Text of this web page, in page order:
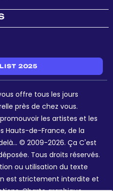
2025
offre tous les jours
près de chez vous.
les artistes et les
Hauts-de-France, de la
© 2009-2026. Ça C'est
Tous droits réservés.
ou utilisation du texte
est strictement interdite et